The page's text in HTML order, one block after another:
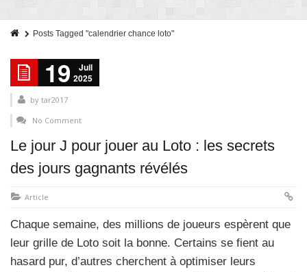
Posts Tagged "calendrier chance loto"
19
Juil
2025
by tar2017
No Comment
Le jour J pour jouer au Loto : les secrets
des jours gagnants révélés
Article
Chaque semaine, des millions de joueurs espèrent que
leur grille de Loto soit la bonne. Certains se fient au
hasard pur, d’autres cherchent à optimiser leurs